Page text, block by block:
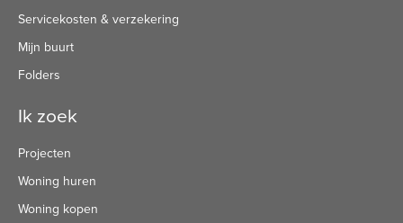
Servicekosten & verzekering
Mijn buurt
Folders
Ik zoek
Projecten
Woning huren
Woning kopen